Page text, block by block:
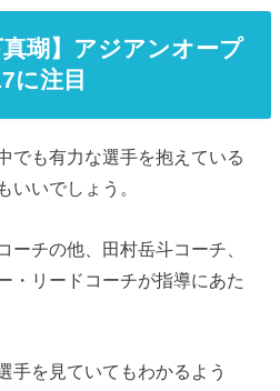
真瑚】アジアンオープ
に注目
でも有力な選手を抱えている
いいでしょう。
ーチの他、田村岳斗コーチ、
・リードコーチが指導にあた
手を見ていてもわかるよう